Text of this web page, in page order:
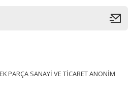
PARÇA SANAYİ VE TİCARET ANONİM